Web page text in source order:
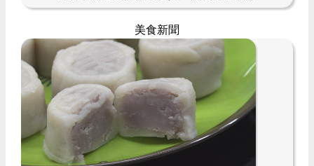
美食新聞